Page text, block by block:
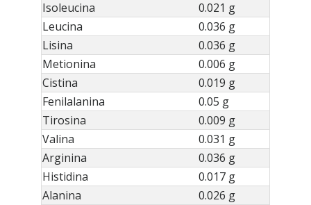
Isoleucina
0.021 g
Leucina
0.036 g
Lisina
0.036 g
Metionina
0.006 g
Cistina
0.019 g
Fenilalanina
0.05 g
Tirosina
0.009 g
Valina
0.031 g
Arginina
0.036 g
Histidina
0.017 g
Alanina
0.026 g